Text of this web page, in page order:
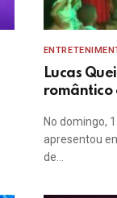
Lucas
romântico
No domingo,
apresentou
de…